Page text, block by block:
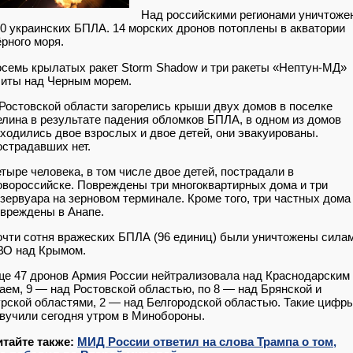
Над российскими регионами
украинских БПЛА. 14 морских дронов потоплены в акватории
моря.
крылатых ракет Storm Shadow и три ракеты «Нептун-МД»
над Черным морем.
области загорелись крыши двух домов в поселке
в результате падения обломков БПЛА, в одном из домов
двое взрослых и двое детей, они эвакуированы.
нет.
человека, в том числе двое детей, пострадали в
Повреждены три многоквартирных дома и три
на зерновом терминале. Кроме того, три частных дома
в Анапе.
сотня вражеских БПЛА (96 единиц) были уничтожены
над Крымом.
47 дронов Армия России нейтрализовала над Краснодарским
9 — над Ростовской областью, по 8 — над Брянской и
областями, 2 — над Белгородской областью. Такие
сегодня утром в Минобороны.
также: МИД России ответил на слова Трампа о том,